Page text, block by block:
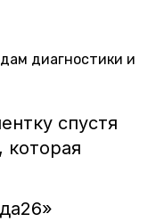
диагностики и
спустя
которая